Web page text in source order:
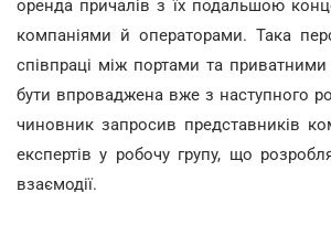
оренда причалів з їх подальшою
компаніями й операторами. Така
співпраці між портами та
бути впроваджена вже з наступного
чиновник запросив представників
експертів у робочу групу, що
взаємодії.